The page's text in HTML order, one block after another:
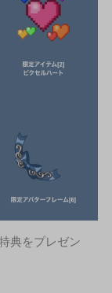
典をプレゼン